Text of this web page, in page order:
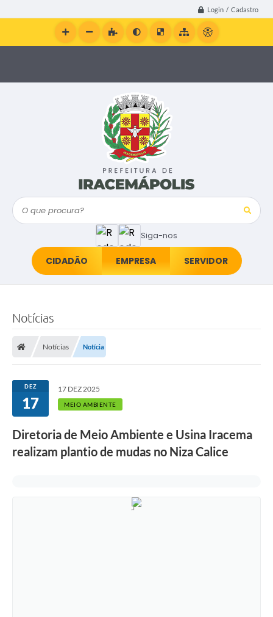
Login / Cadastro
Siga-nos
O que procura?
CIDADÃO EMPRESA SERVIDOR
Notícias
Notícias Notícia
DEZ
17
17 DEZ 2025
MEIO AMBIENTE
Diretoria de Meio Ambiente e Usina Iracema
realizam plantio de mudas no Niza Calice